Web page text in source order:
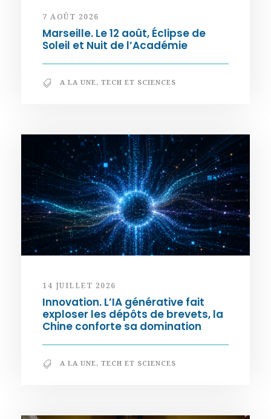
7 AOÛT 2026
Marseille. Le 12 août, Éclipse de
Soleil et Nuit de l’Académie
A LA UNE, TECH ET SCIENCES
14 JUILLET 2026
Innovation. L’IA générative fait
exploser les dépôts de brevets, la
Chine conforte sa domination
A LA UNE, TECH ET SCIENCES